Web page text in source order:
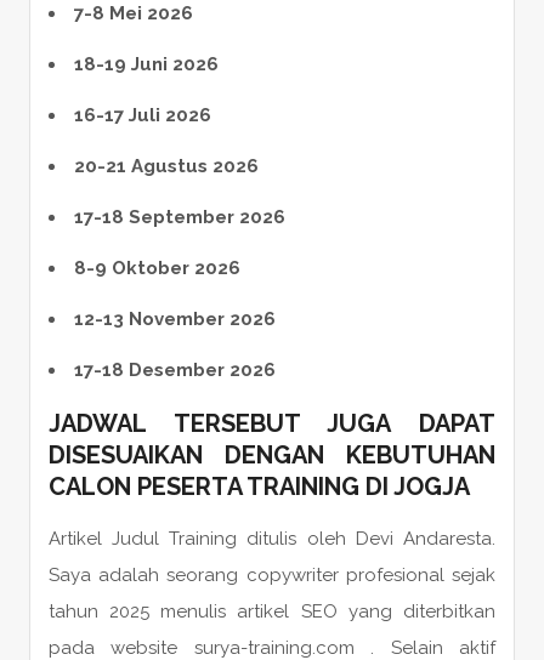
7-8 Mei 2026
18-19 Juni 2026
16-17 Juli 2026
20-21 Agustus 2026
17-18 September 2026
8-9 Oktober 2026
12-13 November 2026
17-18 Desember 2026
JADWAL TERSEBUT JUGA DAPAT
DISESUAIKAN DENGAN KEBUTUHAN
CALON PESERTATRAINING DI JOGJA
Artikel Judul Training ditulis oleh Devi Andaresta.
Saya adalah seorang copywriter profesional sejak
tahun 2025 menulis artikel SEO yang diterbitkan
pada website surya-training.com . Selain aktif